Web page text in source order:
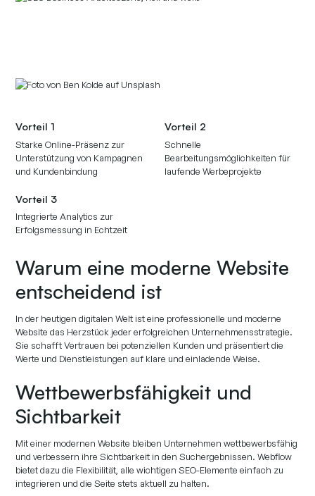
Vorteil 1
Starke Online-Präsenz zur
Unterstützung von Kampagnen
und Kundenbindung
Vorteil 2
Schnelle
Bearbeitungsmöglichkeiten für
laufende Werbeprojekte
Vorteil 3
Integrierte Analytics zur
Erfolgsmessung in Echtzeit
Warum eine moderne Website
entscheidend ist
In der heutigen digitalen Welt ist eine professionelle und moderne
Website das Herzstück jeder erfolgreichen Unternehmensstrategie.
Sie schafft Vertrauen bei potenziellen Kunden und präsentiert die
Werte und Dienstleistungen auf klare und einladende Weise.
Wettbewerbsfähigkeit und
Sichtbarkeit
Mit einer modernen Website bleiben Unternehmen wettbewerbsfähig
und verbessern ihre Sichtbarkeit in den Suchergebnissen. Webflow
bietet dazu die Flexibilität, alle wichtigen SEO-Elemente einfach zu
integrieren und die Seite stets aktuell zu halten.